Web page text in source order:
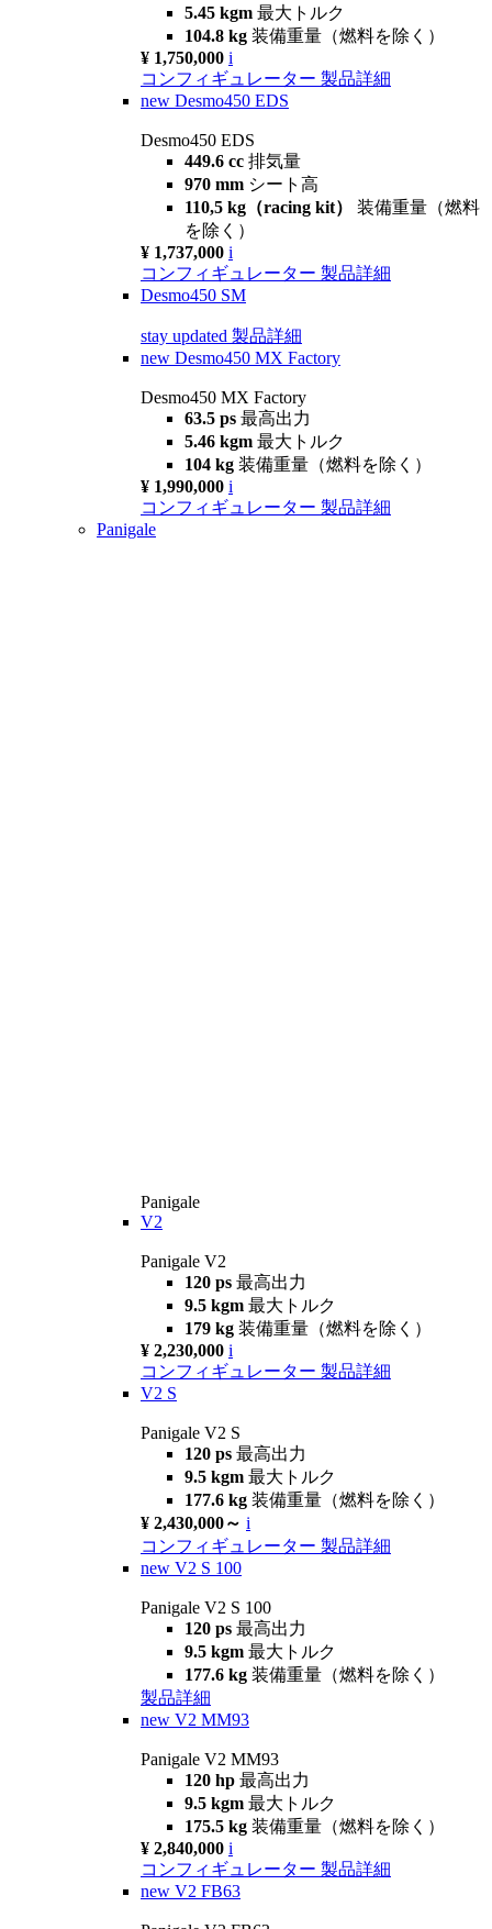
5.45 kgm 最大トルク
104.8 kg 装備重量（燃料を除く）
¥ 1,750,000 i
コンフィギュレーター 製品詳細
new Desmo450 EDS
Desmo450 EDS
449.6 cc 排気量
970 mm シート高
110,5 kg（racing kit） 装備重量（燃料
を除く）
¥ 1,737,000 i
コンフィギュレーター 製品詳細
Desmo450 SM
stay updated 製品詳細
new Desmo450 MX Factory
Desmo450 MX Factory
63.5 ps 最高出力
5.46 kgm 最大トルク
104 kg 装備重量（燃料を除く）
¥ 1,990,000 i
コンフィギュレーター 製品詳細
Panigale
Panigale
V2
Panigale V2
120 ps 最高出力
9.5 kgm 最大トルク
179 kg 装備重量（燃料を除く）
¥ 2,230,000 i
コンフィギュレーター 製品詳細
V2 S
Panigale V2 S
120 ps 最高出力
9.5 kgm 最大トルク
177.6 kg 装備重量（燃料を除く）
¥ 2,430,000～ i
コンフィギュレーター 製品詳細
new V2 S 100
Panigale V2 S 100
120 ps 最高出力
9.5 kgm 最大トルク
177.6 kg 装備重量（燃料を除く）
製品詳細
new V2 MM93
Panigale V2 MM93
120 hp 最高出力
9.5 kgm 最大トルク
175.5 kg 装備重量（燃料を除く）
¥ 2,840,000 i
コンフィギュレーター 製品詳細
new V2 FB63